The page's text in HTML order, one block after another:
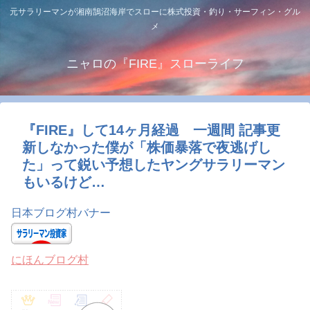
元サラリーマンが湘南鵠沼海岸でスローに株式投資・釣り・サーフィン・グル
メ
ニャロの『FIRE』スローライフ
『FIRE』して14ヶ月経過 一週間 記事更
新しなかった僕が「株価暴落で夜逃げし
た」って鋭い予想したヤングサラリーマン
もいるけど…
日本ブログ村バナー
にほんブログ村